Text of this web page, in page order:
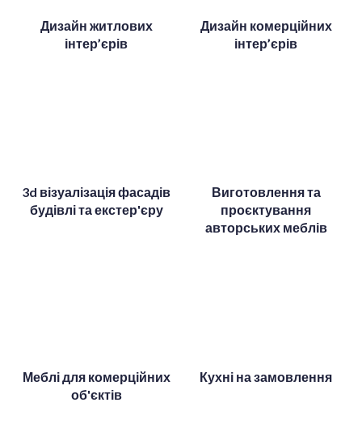
Дизайн житлових
інтер’єрів
Дизайн комерційних
інтер’єрів
3d візуалізація фасадів
будівлі та екстер'єру
Виготовлення та
проєктування
авторських меблів
Меблі для комерційних
об'єктів
Кухні на замовлення